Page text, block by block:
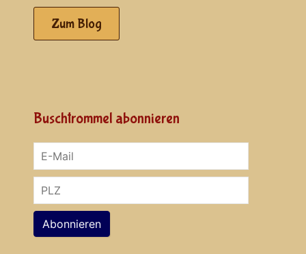
Zum Blog
Buschtrommel abonnieren
Abonnieren